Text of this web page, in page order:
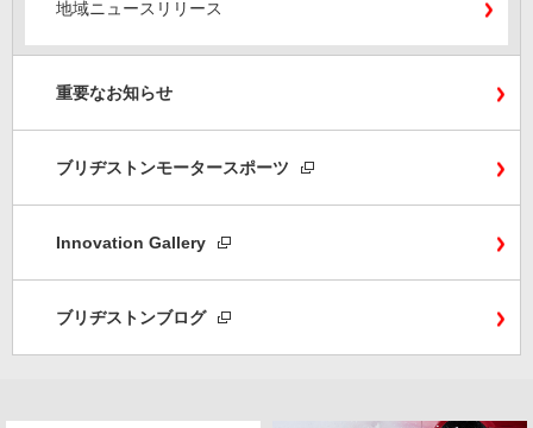
地域ニュースリリース
重要なお知らせ
ブリヂストンモータースポーツ
Innovation Gallery
ブリヂストンブログ